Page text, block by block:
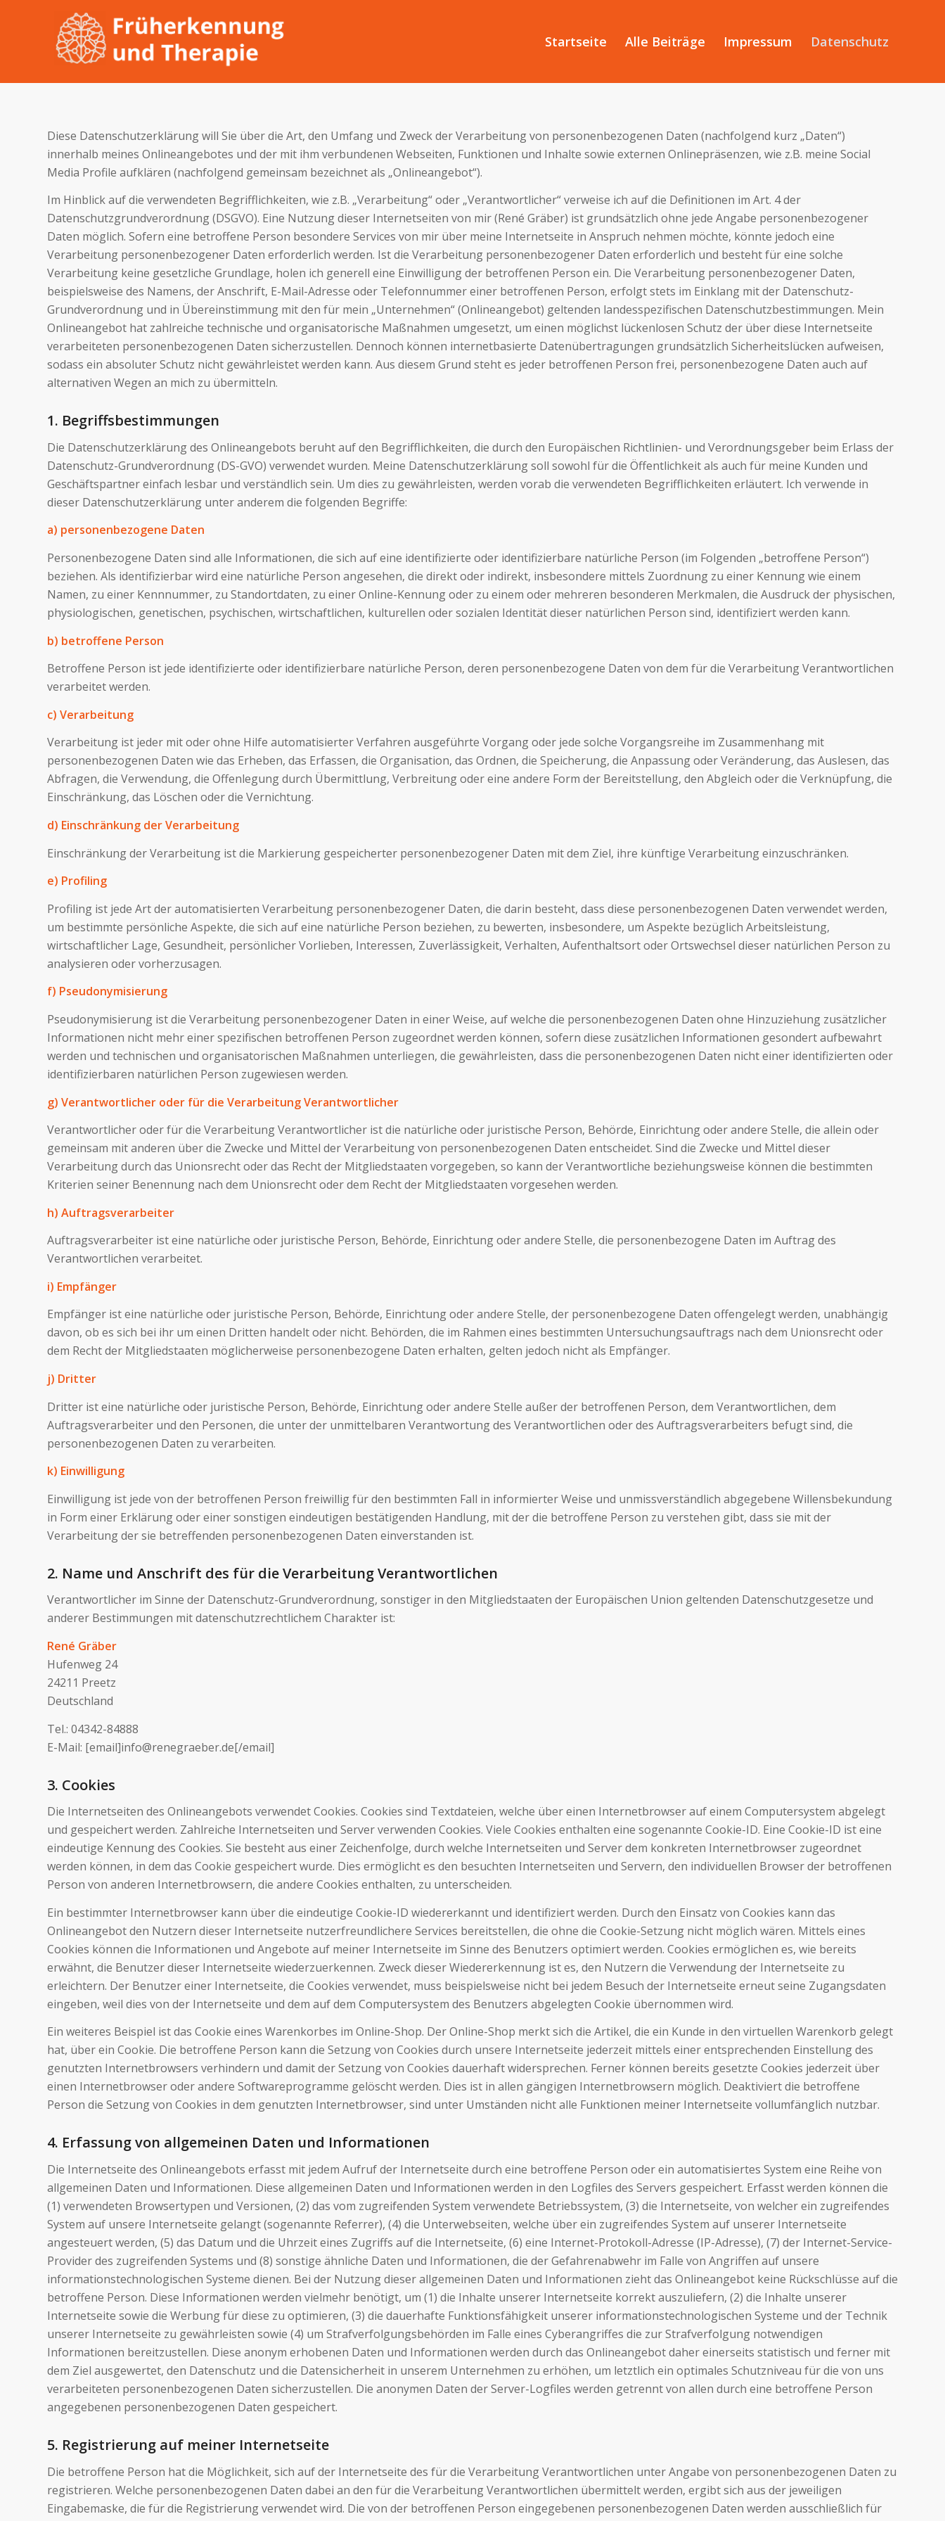
Startseite Alle Beiträge Impressum Datenschutz
Diese Datenschutzerklärung will Sie über die Art, den Umfang und Zweck der Verarbeitung von personenbezogenen Daten (nachfolgend kurz „Daten“)
innerhalb meines Onlineangebotes und der mit ihm verbundenen Webseiten, Funktionen und Inhalte sowie externen Onlinepräsenzen, wie z.B. meine Social
Media Profile aufklären (nachfolgend gemeinsam bezeichnet als „Onlineangebot“).
Im Hinblick auf die verwendeten Begrifflichkeiten, wie z.B. „Verarbeitung“ oder „Verantwortlicher“ verweise ich auf die Definitionen im Art. 4 der
Datenschutzgrundverordnung (DSGVO). Eine Nutzung dieser Internetseiten von mir (René Gräber) ist grundsätzlich ohne jede Angabe personenbezogener
Daten möglich. Sofern eine betroffene Person besondere Services von mir über meine Internetseite in Anspruch nehmen möchte, könnte jedoch eine
Verarbeitung personenbezogener Daten erforderlich werden. Ist die Verarbeitung personenbezogener Daten erforderlich und besteht für eine solche
Verarbeitung keine gesetzliche Grundlage, holen ich generell eine Einwilligung der betroffenen Person ein. Die Verarbeitung personenbezogener Daten,
beispielsweise des Namens, der Anschrift, E-Mail-Adresse oder Telefonnummer einer betroffenen Person, erfolgt stets im Einklang mit der Datenschutz-
Grundverordnung und in Übereinstimmung mit den für mein „Unternehmen“ (Onlineangebot) geltenden landesspezifischen Datenschutzbestimmungen. Mein
Onlineangebot hat zahlreiche technische und organisatorische Maßnahmen umgesetzt, um einen möglichst lückenlosen Schutz der über diese Internetseite
verarbeiteten personenbezogenen Daten sicherzustellen. Dennoch können internetbasierte Datenübertragungen grundsätzlich Sicherheitslücken aufweisen,
sodass ein absoluter Schutz nicht gewährleistet werden kann. Aus diesem Grund steht es jeder betroffenen Person frei, personenbezogene Daten auch auf
alternativen Wegen an mich zu übermitteln.
1. Begriffsbestimmungen
Die Datenschutzerklärung des Onlineangebots beruht auf den Begrifflichkeiten, die durch den Europäischen Richtlinien- und Verordnungsgeber beim Erlass der
Datenschutz-Grundverordnung (DS-GVO) verwendet wurden. Meine Datenschutzerklärung soll sowohl für die Öffentlichkeit als auch für meine Kunden und
Geschäftspartner einfach lesbar und verständlich sein. Um dies zu gewährleisten, werden vorab die verwendeten Begrifflichkeiten erläutert. Ich verwende in
dieser Datenschutzerklärung unter anderem die folgenden Begriffe:
a) personenbezogene Daten
Personenbezogene Daten sind alle Informationen, die sich auf eine identifizierte oder identifizierbare natürliche Person (im Folgenden „betroffene Person“)
beziehen. Als identifizierbar wird eine natürliche Person angesehen, die direkt oder indirekt, insbesondere mittels Zuordnung zu einer Kennung wie einem
Namen, zu einer Kennnummer, zu Standortdaten, zu einer Online-Kennung oder zu einem oder mehreren besonderen Merkmalen, die Ausdruck der physischen,
physiologischen, genetischen, psychischen, wirtschaftlichen, kulturellen oder sozialen Identität dieser natürlichen Person sind, identifiziert werden kann.
b) betroffene Person
Betroffene Person ist jede identifizierte oder identifizierbare natürliche Person, deren personenbezogene Daten von dem für die Verarbeitung Verantwortlichen
verarbeitet werden.
c) Verarbeitung
Verarbeitung ist jeder mit oder ohne Hilfe automatisierter Verfahren ausgeführte Vorgang oder jede solche Vorgangsreihe im Zusammenhang mit
personenbezogenen Daten wie das Erheben, das Erfassen, die Organisation, das Ordnen, die Speicherung, die Anpassung oder Veränderung, das Auslesen, das
Abfragen, die Verwendung, die Offenlegung durch Übermittlung, Verbreitung oder eine andere Form der Bereitstellung, den Abgleich oder die Verknüpfung, die
Einschränkung, das Löschen oder die Vernichtung.
d) Einschränkung der Verarbeitung
Einschränkung der Verarbeitung ist die Markierung gespeicherter personenbezogener Daten mit dem Ziel, ihre künftige Verarbeitung einzuschränken.
e) Profiling
Profiling ist jede Art der automatisierten Verarbeitung personenbezogener Daten, die darin besteht, dass diese personenbezogenen Daten verwendet werden,
um bestimmte persönliche Aspekte, die sich auf eine natürliche Person beziehen, zu bewerten, insbesondere, um Aspekte bezüglich Arbeitsleistung,
wirtschaftlicher Lage, Gesundheit, persönlicher Vorlieben, Interessen, Zuverlässigkeit, Verhalten, Aufenthaltsort oder Ortswechsel dieser natürlichen Person zu
analysieren oder vorherzusagen.
f) Pseudonymisierung
Pseudonymisierung ist die Verarbeitung personenbezogener Daten in einer Weise, auf welche die personenbezogenen Daten ohne Hinzuziehung zusätzlicher
Informationen nicht mehr einer spezifischen betroffenen Person zugeordnet werden können, sofern diese zusätzlichen Informationen gesondert aufbewahrt
werden und technischen und organisatorischen Maßnahmen unterliegen, die gewährleisten, dass die personenbezogenen Daten nicht einer identifizierten oder
identifizierbaren natürlichen Person zugewiesen werden.
g) Verantwortlicher oder für die Verarbeitung Verantwortlicher
Verantwortlicher oder für die Verarbeitung Verantwortlicher ist die natürliche oder juristische Person, Behörde, Einrichtung oder andere Stelle, die allein oder
gemeinsam mit anderen über die Zwecke und Mittel der Verarbeitung von personenbezogenen Daten entscheidet. Sind die Zwecke und Mittel dieser
Verarbeitung durch das Unionsrecht oder das Recht der Mitgliedstaaten vorgegeben, so kann der Verantwortliche beziehungsweise können die bestimmten
Kriterien seiner Benennung nach dem Unionsrecht oder dem Recht der Mitgliedstaaten vorgesehen werden.
h) Auftragsverarbeiter
Auftragsverarbeiter ist eine natürliche oder juristische Person, Behörde, Einrichtung oder andere Stelle, die personenbezogene Daten im Auftrag des
Verantwortlichen verarbeitet.
i) Empfänger
Empfänger ist eine natürliche oder juristische Person, Behörde, Einrichtung oder andere Stelle, der personenbezogene Daten offengelegt werden, unabhängig
davon, ob es sich bei ihr um einen Dritten handelt oder nicht. Behörden, die im Rahmen eines bestimmten Untersuchungsauftrags nach dem Unionsrecht oder
dem Recht der Mitgliedstaaten möglicherweise personenbezogene Daten erhalten, gelten jedoch nicht als Empfänger.
j) Dritter
Dritter ist eine natürliche oder juristische Person, Behörde, Einrichtung oder andere Stelle außer der betroffenen Person, dem Verantwortlichen, dem
Auftragsverarbeiter und den Personen, die unter der unmittelbaren Verantwortung des Verantwortlichen oder des Auftragsverarbeiters befugt sind, die
personenbezogenen Daten zu verarbeiten.
k) Einwilligung
Einwilligung ist jede von der betroffenen Person freiwillig für den bestimmten Fall in informierter Weise und unmissverständlich abgegebene Willensbekundung
in Form einer Erklärung oder einer sonstigen eindeutigen bestätigenden Handlung, mit der die betroffene Person zu verstehen gibt, dass sie mit der
Verarbeitung der sie betreffenden personenbezogenen Daten einverstanden ist.
2. Name und Anschrift des für die Verarbeitung Verantwortlichen
Verantwortlicher im Sinne der Datenschutz-Grundverordnung, sonstiger in den Mitgliedstaaten der Europäischen Union geltenden Datenschutzgesetze und
anderer Bestimmungen mit datenschutzrechtlichem Charakter ist:
René Gräber
Hufenweg 24
24211 Preetz
Deutschland
Tel.: 04342-84888
E-Mail: [email]info@renegraeber.de[/email]
3. Cookies
Die Internetseiten des Onlineangebots verwendet Cookies. Cookies sind Textdateien, welche über einen Internetbrowser auf einem Computersystem abgelegt
und gespeichert werden. Zahlreiche Internetseiten und Server verwenden Cookies. Viele Cookies enthalten eine sogenannte Cookie-ID. Eine Cookie-ID ist eine
eindeutige Kennung des Cookies. Sie besteht aus einer Zeichenfolge, durch welche Internetseiten und Server dem konkreten Internetbrowser zugeordnet
werden können, in dem das Cookie gespeichert wurde. Dies ermöglicht es den besuchten Internetseiten und Servern, den individuellen Browser der betroffenen
Person von anderen Internetbrowsern, die andere Cookies enthalten, zu unterscheiden.
Ein bestimmter Internetbrowser kann über die eindeutige Cookie-ID wiedererkannt und identifiziert werden. Durch den Einsatz von Cookies kann das
Onlineangebot den Nutzern dieser Internetseite nutzerfreundlichere Services bereitstellen, die ohne die Cookie-Setzung nicht möglich wären. Mittels eines
Cookies können die Informationen und Angebote auf meiner Internetseite im Sinne des Benutzers optimiert werden. Cookies ermöglichen es, wie bereits
erwähnt, die Benutzer dieser Internetseite wiederzuerkennen. Zweck dieser Wiedererkennung ist es, den Nutzern die Verwendung der Internetseite zu
erleichtern. Der Benutzer einer Internetseite, die Cookies verwendet, muss beispielsweise nicht bei jedem Besuch der Internetseite erneut seine Zugangsdaten
eingeben, weil dies von der Internetseite und dem auf dem Computersystem des Benutzers abgelegten Cookie übernommen wird.
Ein weiteres Beispiel ist das Cookie eines Warenkorbes im Online-Shop. Der Online-Shop merkt sich die Artikel, die ein Kunde in den virtuellen Warenkorb gelegt
hat, über ein Cookie. Die betroffene Person kann die Setzung von Cookies durch unsere Internetseite jederzeit mittels einer entsprechenden Einstellung des
genutzten Internetbrowsers verhindern und damit der Setzung von Cookies dauerhaft widersprechen. Ferner können bereits gesetzte Cookies jederzeit über
einen Internetbrowser oder andere Softwareprogramme gelöscht werden. Dies ist in allen gängigen Internetbrowsern möglich. Deaktiviert die betroffene
Person die Setzung von Cookies in dem genutzten Internetbrowser, sind unter Umständen nicht alle Funktionen meiner Internetseite vollumfänglich nutzbar.
4. Erfassung von allgemeinen Daten und Informationen
Die Internetseite des Onlineangebots erfasst mit jedem Aufruf der Internetseite durch eine betroffene Person oder ein automatisiertes System eine Reihe von
allgemeinen Daten und Informationen. Diese allgemeinen Daten und Informationen werden in den Logfiles des Servers gespeichert. Erfasst werden können die
(1) verwendeten Browsertypen und Versionen, (2) das vom zugreifenden System verwendete Betriebssystem, (3) die Internetseite, von welcher ein zugreifendes
System auf unsere Internetseite gelangt (sogenannte Referrer), (4) die Unterwebseiten, welche über ein zugreifendes System auf unserer Internetseite
angesteuert werden, (5) das Datum und die Uhrzeit eines Zugriffs auf die Internetseite, (6) eine Internet-Protokoll-Adresse (IP-Adresse), (7) der Internet-Service-
Provider des zugreifenden Systems und (8) sonstige ähnliche Daten und Informationen, die der Gefahrenabwehr im Falle von Angriffen auf unsere
informationstechnologischen Systeme dienen. Bei der Nutzung dieser allgemeinen Daten und Informationen zieht das Onlineangebot keine Rückschlüsse auf die
betroffene Person. Diese Informationen werden vielmehr benötigt, um (1) die Inhalte unserer Internetseite korrekt auszuliefern, (2) die Inhalte unserer
Internetseite sowie die Werbung für diese zu optimieren, (3) die dauerhafte Funktionsfähigkeit unserer informationstechnologischen Systeme und der Technik
unserer Internetseite zu gewährleisten sowie (4) um Strafverfolgungsbehörden im Falle eines Cyberangriffes die zur Strafverfolgung notwendigen
Informationen bereitzustellen. Diese anonym erhobenen Daten und Informationen werden durch das Onlineangebot daher einerseits statistisch und ferner mit
dem Ziel ausgewertet, den Datenschutz und die Datensicherheit in unserem Unternehmen zu erhöhen, um letztlich ein optimales Schutzniveau für die von uns
verarbeiteten personenbezogenen Daten sicherzustellen. Die anonymen Daten der Server-Logfiles werden getrennt von allen durch eine betroffene Person
angegebenen personenbezogenen Daten gespeichert.
5. Registrierung auf meiner Internetseite
Die betroffene Person hat die Möglichkeit, sich auf der Internetseite des für die Verarbeitung Verantwortlichen unter Angabe von personenbezogenen Daten zu
registrieren. Welche personenbezogenen Daten dabei an den für die Verarbeitung Verantwortlichen übermittelt werden, ergibt sich aus der jeweiligen
Eingabemaske, die für die Registrierung verwendet wird. Die von der betroffenen Person eingegebenen personenbezogenen Daten werden ausschließlich für